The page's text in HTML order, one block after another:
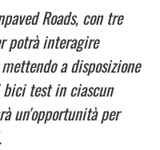
Roads, con tre
potrà interagire
a disposizione
test in ciascun
un'opportunità per